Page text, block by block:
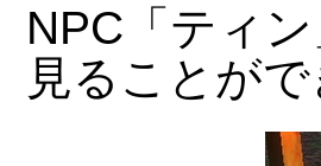
NPC「ティ
見ることがで